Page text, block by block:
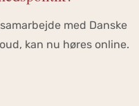
med Danske
kan nu høres online.